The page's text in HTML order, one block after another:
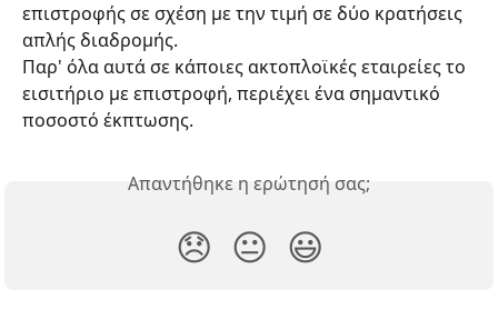
επιστροφής σε σχέση με την τιμή σε δύο κρατήσεις
απλής διαδρομής.
Παρ' όλα αυτά σε κάποιες ακτοπλοϊκές εταιρείες το
εισιτήριο με επιστροφή, περιέχει ένα σημαντικό
ποσοστό έκπτωσης.
Απαντήθηκε η ερώτησή σας;
😞 😐 😃